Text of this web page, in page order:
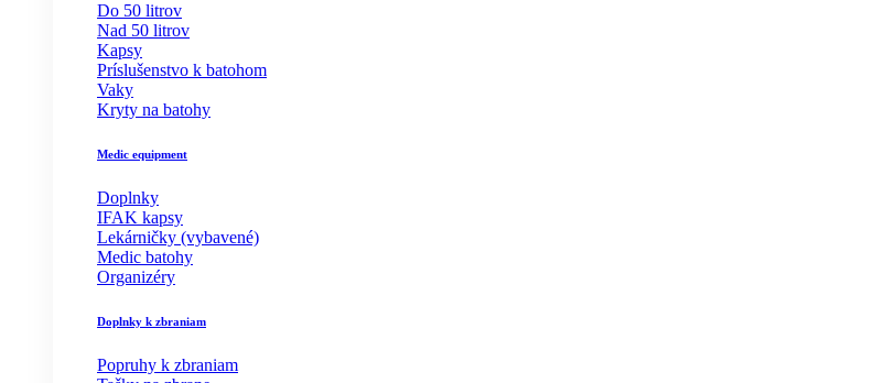
Do 50 litrov
Nad 50 litrov
Kapsy
Príslušenstvo k batohom
Vaky
Kryty na batohy
Medic equipment
Doplnky
IFAK kapsy
Lekárničky (vybavené)
Medic batohy
Organizéry
Doplnky k zbraniam
Popruhy k zbraniam